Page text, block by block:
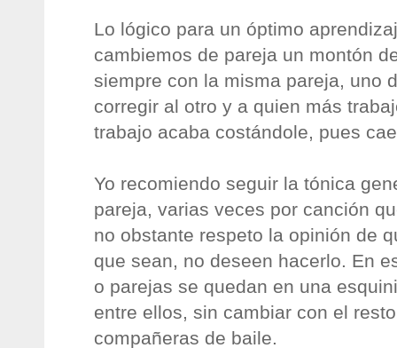
Lo lógico para un óptimo
cambiemos de pareja un montón
siempre con la misma pareja, uno
corregir al otro y a quien más
trabajo acaba costándole, pues
Yo recomiendo seguir la tónica
pareja, varias veces por canción
no obstante respeto la opinión de
que sean, no deseen hacerlo. En
o parejas se quedan en una
entre ellos, sin cambiar con el
compañeras de baile.